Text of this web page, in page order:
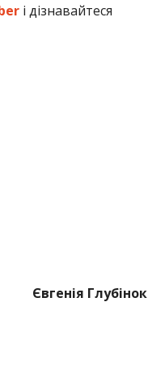
і дізнавайтеся
Євгенія Глубінок